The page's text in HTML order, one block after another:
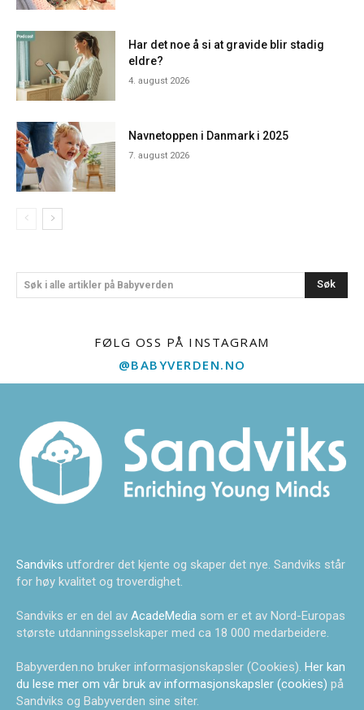
Har det noe å si at gravide blir stadig
eldre?
4. august 2026
Navnetoppen i Danmark i 2025
7. august 2026
Søk i alle artikler på Babyverden Søk
FØLG OSS PÅ INSTAGRAM
@BABYVERDEN.NO
Sandviks utfordrer det kjente og skaper det nye. Sandviks står
for høy kvalitet og troverdighet.
Sandviks er en del av AcadeMedia som er et av Nord-Europas
største utdanningsselskaper med ca 18 000 medarbeidere.
Babyverden.no bruker informasjonskapsler (Cookies). Her kan
du lese mer om vår bruk av informasjonskapsler (cookies) på
Sandviks og Babyverden sine siter.